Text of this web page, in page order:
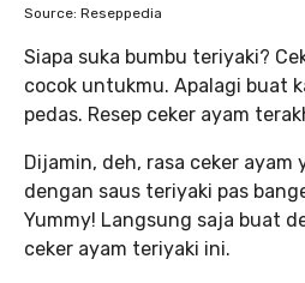
Source: Reseppedia
Siapa suka bumbu teriyaki?
cocok untukmu. Apalagi buat
pedas. Resep ceker ayam
Dijamin, deh, rasa ceker ayam
dengan saus teriyaki pas
Yummy! Langsung saja buat
ceker ayam teriyaki ini.